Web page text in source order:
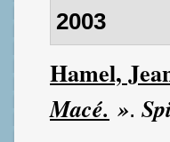
2003
Hamel,
Macé. ».